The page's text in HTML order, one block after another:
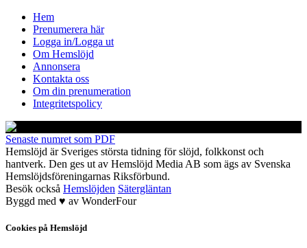
Hem
Prenumerera här
Logga in/Logga ut
Om Hemslöjd
Annonsera
Kontakta oss
Om din prenumeration
Integritetspolicy
Senaste numret som PDF
Hemslöjd är Sveriges största tidning för slöjd, folkkonst och
hantverk. Den ges ut av Hemslöjd Media AB som ägs av Svenska
Hemslöjdsföreningarnas Riksförbund.
Besök också Hemslöjden Sätergläntan
Byggd med ♥ av WonderFour
Cookies på Hemslöjd